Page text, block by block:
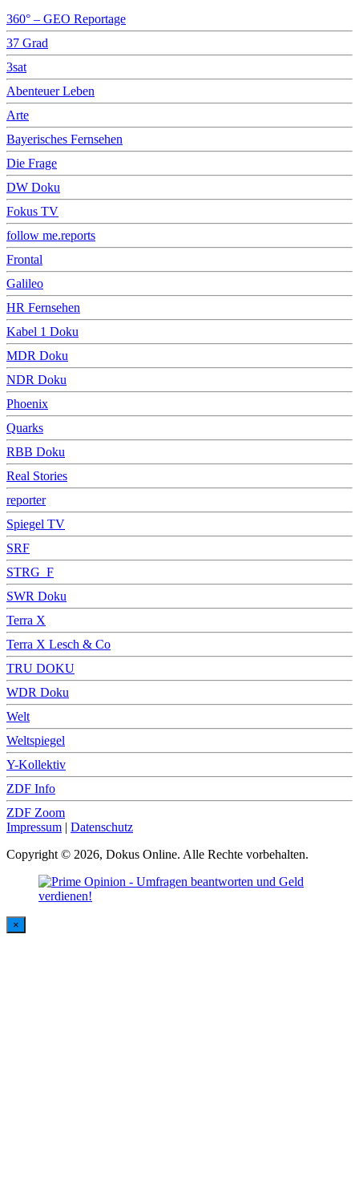
360° – GEO Reportage
37 Grad
3sat
Abenteuer Leben
Arte
Bayerisches Fernsehen
Die Frage
DW Doku
Fokus TV
follow me.reports
Frontal
Galileo
HR Fernsehen
Kabel 1 Doku
MDR Doku
NDR Doku
Phoenix
Quarks
RBB Doku
Real Stories
reporter
Spiegel TV
SRF
STRG_F
SWR Doku
Terra X
Terra X Lesch & Co
TRU DOKU
WDR Doku
Welt
Weltspiegel
Y-Kollektiv
ZDF Info
ZDF Zoom
Impressum | Datenschutz
Copyright © 2026, Dokus Online. Alle Rechte vorbehalten.
×